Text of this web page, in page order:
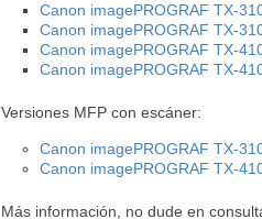
Canon imagePROGRAF TX-
Canon imagePROGRAF TX-
Canon imagePROGRAF TX-
Canon imagePROGRAF TX-
Versiones MFP con escáner:
Canon imagePROGRAF TX-
Canon imagePROGRAF TX-
Más información, no dude en